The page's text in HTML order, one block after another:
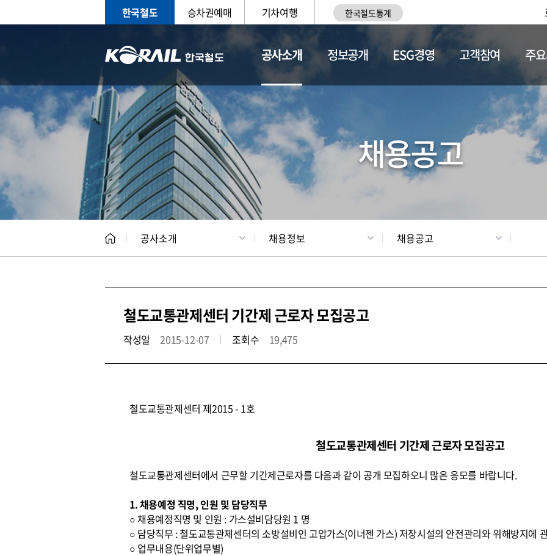
한국철도 승차권예매 기차여행 한국철도통계
공사소개
CEO 일반현황 채용정보
정보공개 ESG경영 고객참여 주
채용공고
공사소개 채용정보 채용공고
철도교통관제센터 기간제 근로자 모집공고
작성일 2015-12-07 조회수 19,475
철도교통관제센터 제2015 - 1호
철도교통관제센터 기간제 근로자 모집공고
철도교통관제센터에서 근무할 기간제근로자를 다음과 같이 공개 모집하오니 많은 응모를 바랍니다.
1. 채용예정 직명, 인원 및 담당직무
○ 채용예정직명 및 인원 : 가스설비담당원 1 명
○ 담당직무 : 철도교통관제센터의 소방설비인 고압가스(이너젠 가스) 저장시설의 안전관리와 위해방지에
○ 업무내용(단위업무별)